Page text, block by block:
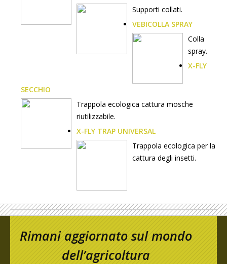
Supporti collati.
VEBICOLLA SPRAY
Colla
spray.
X-FLY
SECCHIO
Trappola ecologica cattura mosche
riutilizzabile.
X-FLY TRAP UNIVERSAL
Trappola ecologica per la
cattura degli insetti.
Rimani aggiornato sul mondo
dell’agricoltura